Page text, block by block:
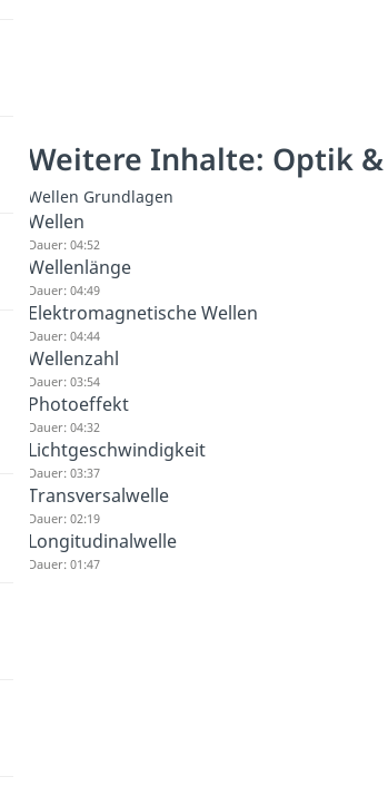
Weitere Inhalte: Optik
Wellen Grundlagen
Wellen
Dauer: 04:52
Wellenlänge
Dauer: 04:49
Elektromagnetische Wellen
Dauer: 04:44
Wellenzahl
Dauer: 03:54
Photoeffekt
Dauer: 04:32
Lichtgeschwindigkeit
Dauer: 03:37
Transversalwelle
Dauer: 02:19
Longitudinalwelle
Dauer: 01:47